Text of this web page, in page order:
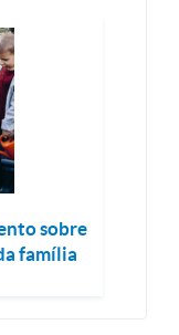
sobre
família